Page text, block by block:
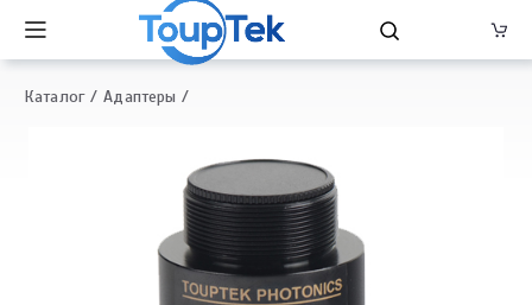
Каталог Адаптеры